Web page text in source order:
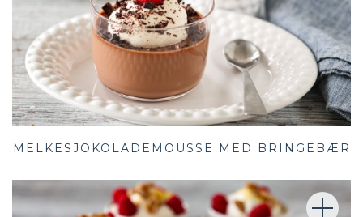
MELKESJOKOLADEMOUSSE MED BRINGEBÆR